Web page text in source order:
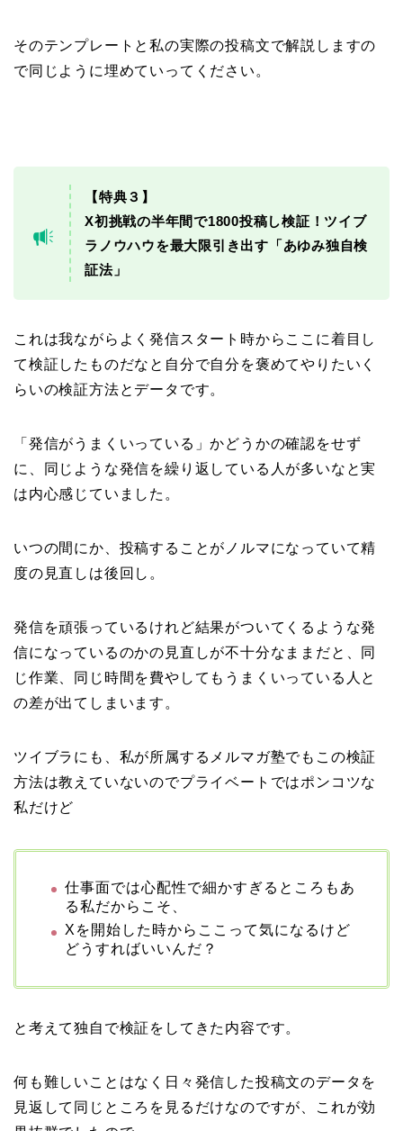
そのテンプレートと私の実際の投稿文で解説しますの
で同じように埋めていってください。
【特典３】
X初挑戦の半年間で1800投稿し検証！ツイブ
ラノウハウを最大限引き出す「あゆみ独自検
証法」
これは我ながらよく発信スタート時からここに着目し
て検証したものだなと自分で自分を褒めてやりたいく
らいの検証方法とデータです。
「発信がうまくいっている」かどうかの確認をせず
に、同じような発信を繰り返している人が多いなと実
は内心感じていました。
いつの間にか、投稿することがノルマになっていて精
度の見直しは後回し。
発信を頑張っているけれど結果がついてくるような発
信になっているのかの見直しが不十分なままだと、同
じ作業、同じ時間を費やしてもうまくいっている人と
の差が出てしまいます。
ツイブラにも、私が所属するメルマガ塾でもこの検証
方法は教えていないのでプライベートではポンコツな
私だけど
仕事面では心配性で細かすぎるところもあ
る私だからこそ、
Xを開始した時からここって気になるけど
どうすればいいんだ？
と考えて独自で検証をしてきた内容です。
何も難しいことはなく日々発信した投稿文のデータを
見返して同じところを見るだけなのですが、これが効